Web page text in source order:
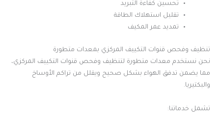
تحسين كفاءة التبريد
تقليل استهلاك الطاقة
تمديد عمر المكيف
تنظيف وفحص قنوات التكييف المركزي بمعدات متطورة
نحن نستخدم معدات متطورة لتنظيف وفحص قنوات التكييف المركزي،
مما يضمن تدفق الهواء بشكل صحيح ويقلل من تراكم الأوساخ
والبكتيريا.
تشمل خدماتنا: